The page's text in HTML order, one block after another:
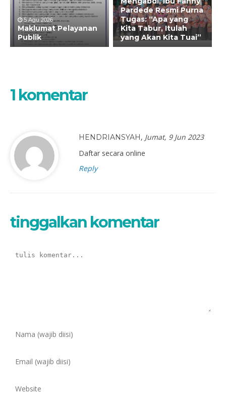
5 Agu 2026
Maklumat Pelayanan
Publik
Pardede Resmi Purna
Tugas: “Apa yang
Kita Tabur, Itulah
yang Akan Kita Tuai”
1 komentar
HENDRIANSYAH, Jumat, 9 Jun 2023
Daftar secara online
Reply
tinggalkan komentar